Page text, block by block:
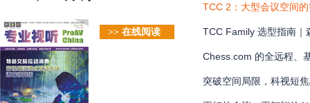
>> 在线阅读
TCC 2：大型会议空间
TCC Family 选型指南｜
款？
Chess.com 的全远程、
国际象棋比赛多达 300
突破空间局限，科视短